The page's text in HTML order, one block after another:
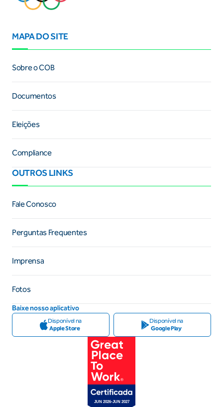
MAPA DO SITE
Sobre o COB
Documentos
Eleições
Compliance
OUTROS LINKS
Fale Conosco
Perguntas Frequentes
Imprensa
Fotos
Baixe nosso aplicativo
Disponível na
Apple Store
Disponível na
Google Play